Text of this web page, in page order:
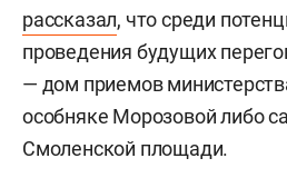
рассказал, что среди
проведения будущих
— дом приемов
особняке Морозовой либо
Смоленской площади.